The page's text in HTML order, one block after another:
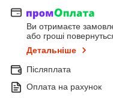
Ви отримаєте
або гроші
Детальніше
Післяплата
Оплата на рахунок